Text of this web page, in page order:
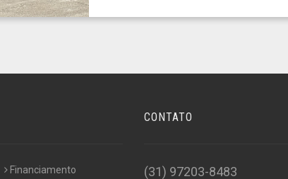
Financiamento
CONTATO
(31) 97203-8483